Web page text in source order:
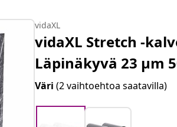
vidaXL
vidaXL Stretch -
Läpinäkyvä 23 μm
Väri(2 vaihtoehtoa saatavilla)